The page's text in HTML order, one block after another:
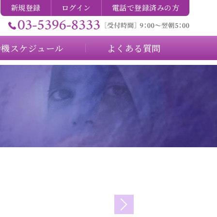
新規登録 ログイン 電話で登録済みの方
スケジュール よくある質問